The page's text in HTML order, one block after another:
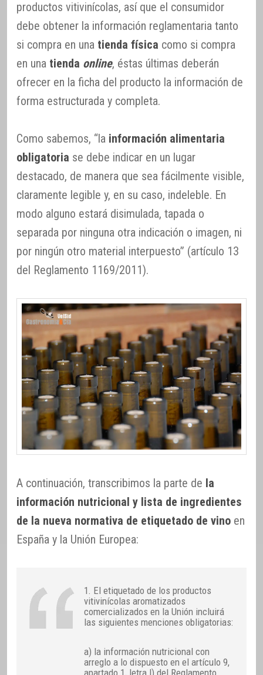
productos vitivinícolas, así que el consumidor
debe obtener la información reglamentaria tanto
si compra en una tienda física como si compra
en una tienda online, éstas últimas deberán
ofrecer en la ficha del producto la información de
forma estructurada y completa.
Como sabemos, “la información alimentaria
obligatoria se debe indicar en un lugar
destacado, de manera que sea fácilmente visible,
claramente legible y, en su caso, indeleble. En
modo alguno estará disimulada, tapada o
separada por ninguna otra indicación o imagen, ni
por ningún otro material interpuesto” (artículo 13
del Reglamento 1169/2011).
A continuación, transcribimos la parte de la
información nutricional y lista de ingredientes
de la nueva normativa de etiquetado de vino en
España y la Unión Europea:
1. El etiquetado de los productos
vitivinícolas aromatizados
comercializados en la Unión incluirá
las siguientes menciones obligatorias:
a) la información nutricional con
arreglo a lo dispuesto en el artículo 9,